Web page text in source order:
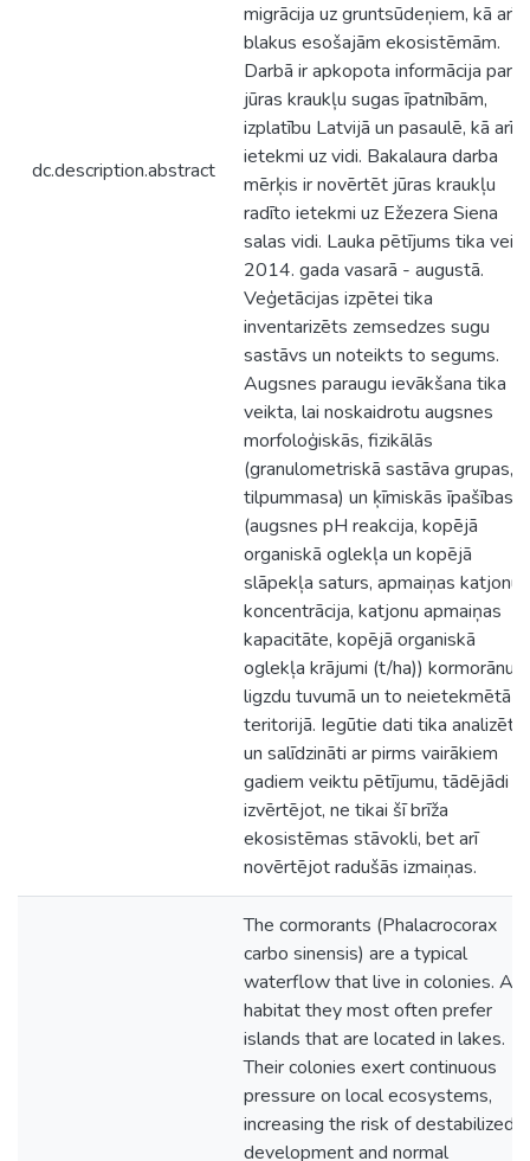
dc.description.abstract
migrācija uz gruntsūdeņiem, kā arī
blakus esošajām ekosistēmām.
Darbā ir apkopota informācija par
jūras kraukļu sugas īpatnībām,
izplatību Latvijā un pasaulē, kā arī
ietekmi uz vidi. Bakalaura darba
mērķis ir novērtēt jūras kraukļu
radīto ietekmi uz Ežezera Siena
salas vidi. Lauka pētījums tika
2014. gada vasarā - augustā.
Veģetācijas izpētei tika
inventarizēts zemsedzes sugu
sastāvs un noteikts to segums.
Augsnes paraugu ievākšana tika
veikta, lai noskaidrotu augsnes
morfoloģiskās, fizikālās
(granulometriskā sastāva grupas,
tilpummasa) un ķīmiskās īpašības
(augsnes pH reakcija, kopējā
organiskā oglekļa un kopējā
slāpekļa saturs, apmaiņas katjonu
koncentrācija, katjonu apmaiņas
kapacitāte, kopējā organiskā
oglekļa krājumi (t/ha)) kormorānu
ligzdu tuvumā un to neietekmētā
teritorijā. Iegūtie dati tika analizēti
un salīdzināti ar pirms vairākiem
gadiem veiktu pētījumu, tādējādi
izvērtējot, ne tikai šī brīža
ekosistēmas stāvokli, bet arī
novērtējot radušās izmaiņas.
The cormorants (Phalacrocorax
carbo sinensis) are a typical
waterflow that live in colonies. As
habitat they most often prefer
islands that are located in lakes.
Their colonies exert continuous
pressure on local ecosystems,
increasing the risk of destabilized
development and normal